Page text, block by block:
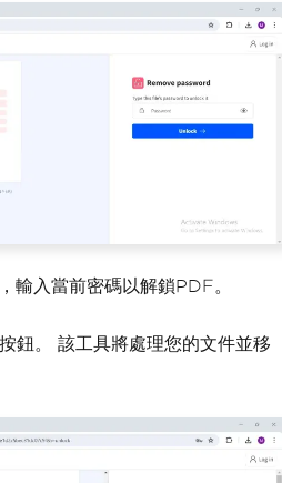
輸入當前密碼以解鎖PDF。
鈕。 該工具將處理您的文件並移